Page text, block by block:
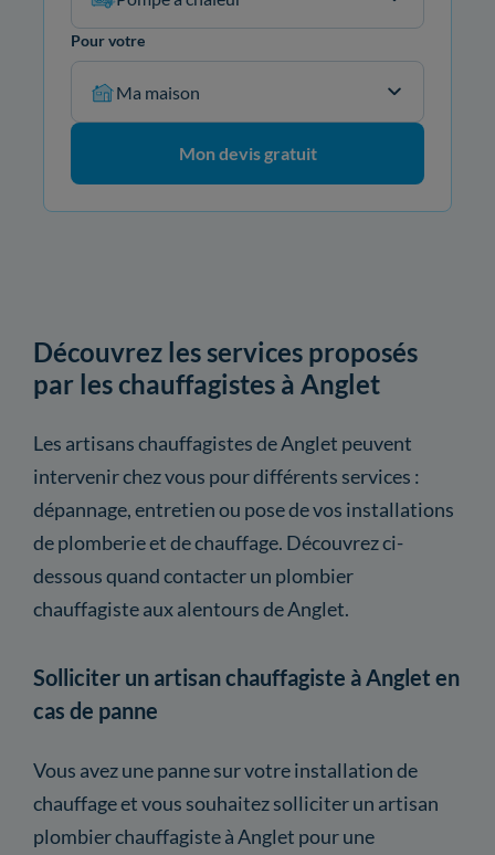
Pour votre
Ma maison
Mon devis gratuit
Découvrez les services proposés
par les chauffagistes à Anglet
Les artisans chauffagistes de Anglet peuvent
intervenir chez vous pour différents services :
dépannage, entretien ou pose de vos installations
de plomberie et de chauffage. Découvrez ci-
dessous quand contacter un plombier
chauffagiste aux alentours de Anglet.
Solliciter un artisan chauffagiste à Anglet en
cas de panne
Vous avez une panne sur votre installation de
chauffage et vous souhaitez solliciter un artisan
plombier chauffagiste à Anglet pour une